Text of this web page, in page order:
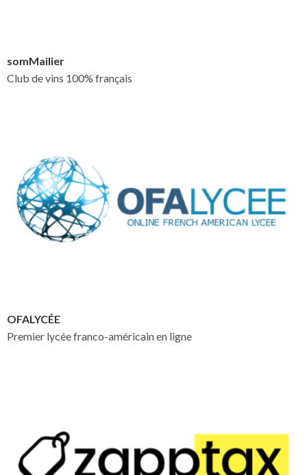
somMailier
Club de vins 100% français
OFALYCÉE
Premier lycée franco-américain en ligne